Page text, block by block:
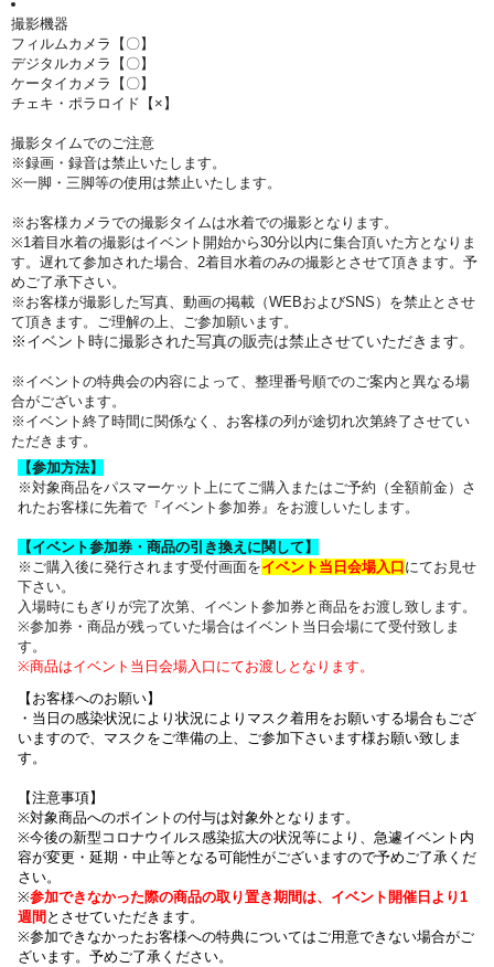
撮影機器
フィルムカメラ【〇】
デジタルカメラ【〇】
ケータイカメラ【〇】
チェキ・ポラロイド【×】
撮影タイムでのご注意
※録画・録音は禁止いたします。
※一脚・三脚等の使用は禁止いたします。
※お客様カメラでの撮影タイムは水着での撮影となります。
※1着目水着の撮影はイベント開始から30分以内に集合頂いた方となりま
す。遅れて参加された場合、2着目水着のみの撮影とさせて頂きます。予
めご了承下さい。
※お客様が撮影した写真、動画の掲載（WEBおよびSNS）を禁止とさせ
て頂きます。ご理解の上、ご参加願います。
※イベント時に撮影された写真の販売は禁止させていただきます。
※イベントの特典会の内容によって、整理番号順でのご案内と異なる場
合がございます。
※イベント終了時間に関係なく、お客様の列が途切れ次第終了させてい
ただきます。
【参加方法】
※対象商品をパスマーケット上にてご購入またはご予約（全額前金）さ
れたお客様に先着で『イベント参加券』をお渡しいたします。
【イベント参加券・商品の引き換えに関して】
※ご購入後に発行されます受付画面をイベント当日会場入口 にてお見せ
下さい。
入場時にもぎりが完了次第、イベント参加券と商品をお渡し致します。
※参加券・商品が残っていた場合はイベント当日会場にて受付致しま
す。
※商品はイベント当日会場入口にてお渡しとなります。
【お客様へのお願い】
・ 当日の感染状況により 状況によりマスク着用をお願いする場合もござ
いますので、 マスクをご準備の上、ご参加下さいます様お願い致しま
す。
【注意事項】
※対象商品へのポイントの付与は対象外となります。
※今後の新型コロナウイルス感染拡大の状況等により、急遽イベント内
容が変更・延期・中止等となる可能性がございますので予めご了承くだ
さい。
※参加できなかった際の商品の取り置き期間は、イベント開催日より1
週間 とさせていただきます。
※参加できなかったお客様への特典についてはご用意できない場合がご
ざいます。 予めご了承ください。